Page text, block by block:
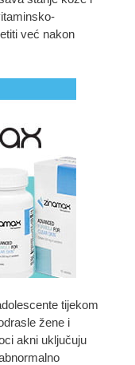
već nakon
tijekom
žene i
akni uključuju